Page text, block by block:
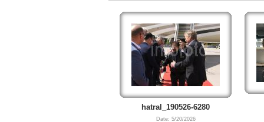
hatral_190526-6280
Date: 5/20/2026